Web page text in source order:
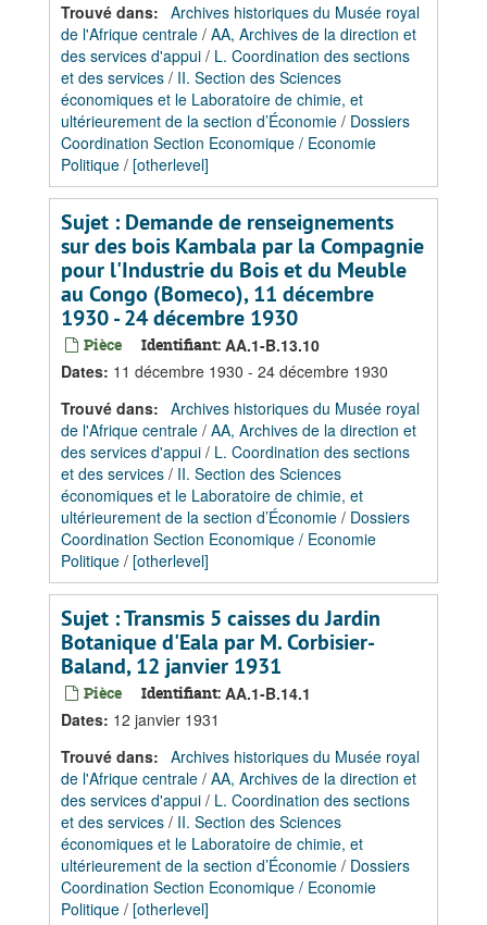
Trouvé dans: Archives historiques du Musée royal
de l'Afrique centrale / AA, Archives de la direction et
des services d'appui / L. Coordination des sections
et des services / II. Section des Sciences
économiques et le Laboratoire de chimie, et
ultérieurement de la section d’Économie / Dossiers
Coordination Section Economique / Economie
Politique / [otherlevel]
Sujet : Demande de renseignements
sur des bois Kambala par la Compagnie
pour l'Industrie du Bois et du Meuble
au Congo (Bomeco), 11 décembre
1930 - 24 décembre 1930
Pièce Identifiant: AA.1-B.13.10
Dates: 11 décembre 1930 - 24 décembre 1930
Trouvé dans: Archives historiques du Musée royal
de l'Afrique centrale / AA, Archives de la direction et
des services d'appui / L. Coordination des sections
et des services / II. Section des Sciences
économiques et le Laboratoire de chimie, et
ultérieurement de la section d’Économie / Dossiers
Coordination Section Economique / Economie
Politique / [otherlevel]
Sujet : Transmis 5 caisses du Jardin
Botanique d'Eala par M. Corbisier-
Baland, 12 janvier 1931
Pièce Identifiant: AA.1-B.14.1
Dates: 12 janvier 1931
Trouvé dans: Archives historiques du Musée royal
de l'Afrique centrale / AA, Archives de la direction et
des services d'appui / L. Coordination des sections
et des services / II. Section des Sciences
économiques et le Laboratoire de chimie, et
ultérieurement de la section d’Économie / Dossiers
Coordination Section Economique / Economie
Politique / [otherlevel]